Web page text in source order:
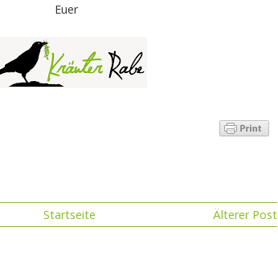
Euer
Älterer Post
Startseite